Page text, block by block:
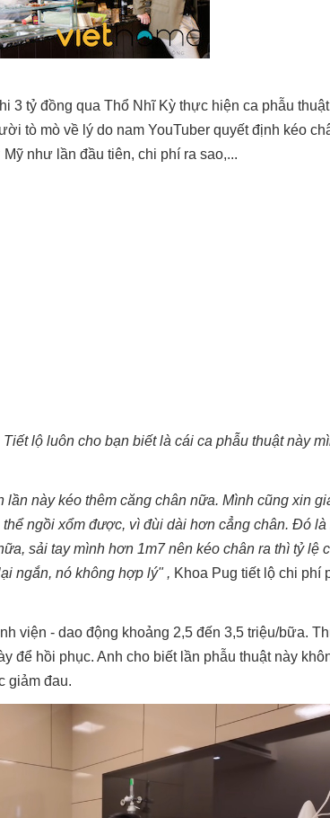
3 tỷ đồng qua Thổ Nhĩ Kỳ thực hiện ca phẫu
tò mò về lý do nam YouTuber quyết định kéo
như lần đầu tiên, chi phí ra sao,...
lộ luôn cho bạn biết là cái ca phẫu thuật này
này kéo thêm căng chân nữa. Mình cũng xin
ngồi xổm được, vì đùi dài hơn cẳng chân. Đó
sải tay mình hơn 1m7 nên kéo chân ra thì tỷ lệ
ngắn, nó không hợp lý" , Khoa Pug tiết lộ chi phí
viện - dao động khoảng 2,5 đến 3,5 triệu/bữa.
để hồi phục. Anh cho biết lần phẫu thuật này
giảm đau.